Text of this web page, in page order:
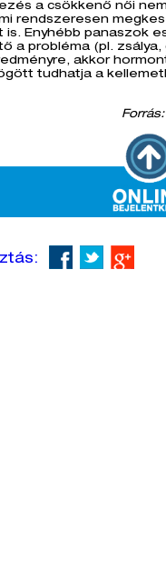
a csökkenő női
rendszeresen
is. Enyhébb panaszok
a probléma (pl. zsálya,
akkor
tudhatja a
Forrás: